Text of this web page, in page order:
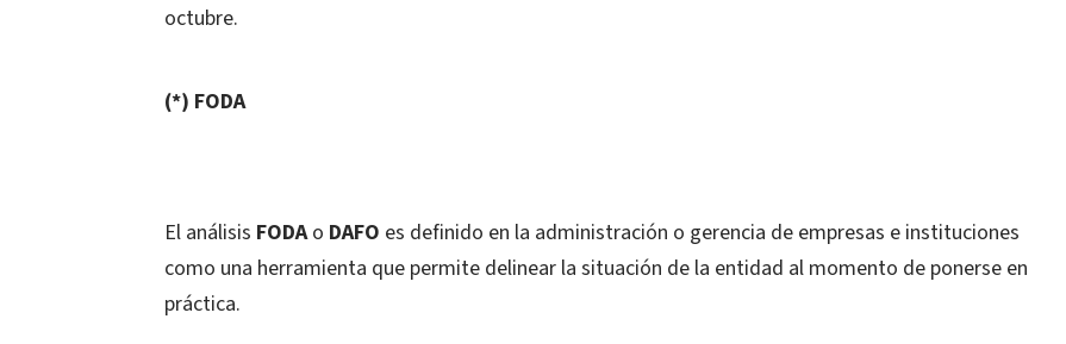
octubre.
(*) FODA
El análisis FODAo DAFO es definido en la administración o gerencia de empresas e instituciones
como una herramienta que permite delinear la situación de la entidad al momento de ponerse en
práctica.